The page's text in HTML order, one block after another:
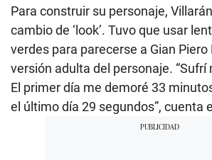
Para construir su personaje,
cambio de ‘look’. Tuvo que usar
verdes para parecerse a Gian Piero
versión adulta del personaje. “Sufrí
El primer día me demoré 33
el último día 29 segundos”, cuenta